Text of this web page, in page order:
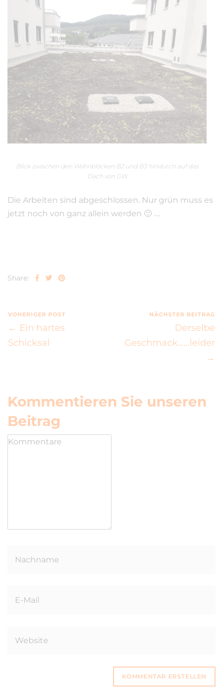
Blick zwischen den Wohnblöcken B2 und B3 hindurch auf das
Dach von GW
Die Arbeiten sind abgeschlossen. Nur grün muss es
jetzt noch von ganz allein werden 🙂 ….
Share:
VOHERIGER POST
← Ein hartes
Schicksal
NÄCHSTER BEITRAG
Derselbe
Geschmack……leider
→
Kommentieren Sie unseren
Beitrag